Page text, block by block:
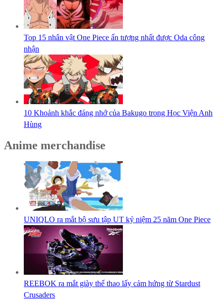
Top 15 nhân vật One Piece ấn tượng nhất được Oda công
nhận
10 Khoảnh khắc đáng nhớ của Bakugo trong Học Viện Anh
Hùng
Anime merchandise
UNIQLO ra mắt bộ sưu tập UT kỷ niệm 25 năm One Piece
REEBOK ra mắt giày thể thao lấy cảm hứng từ Stardust
Crusaders